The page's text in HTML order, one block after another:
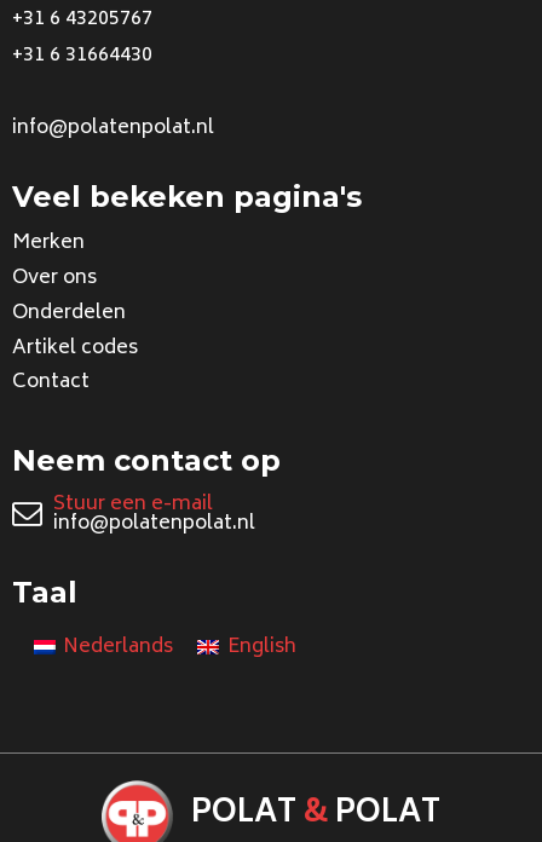
+31 6 43205767
+31 6 31664430
info@polatenpolat.nl
Veel bekeken pagina's
Merken
Over ons
Onderdelen
Artikel codes
Contact
Neem contact op
Stuur een e-mail
info@polatenpolat.nl
Taal
Nederlands English
POLAT&POLAT